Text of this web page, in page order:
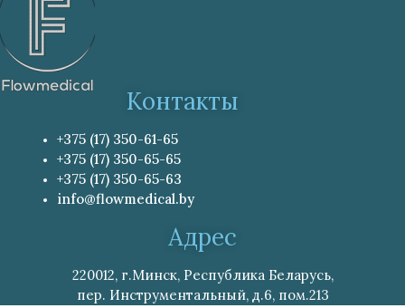
Контакты
+375 (17) 350-61-65
+375 (17) 350-65-65
+375 (17) 350-65-63
info@flowmedical.by
Адрес
220012, г.Минск, Республика Беларусь,
пер. Инструментальный, д.6, пом.213